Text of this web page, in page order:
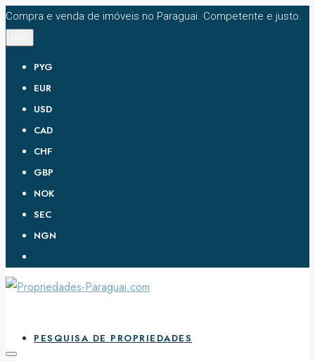
Compra e venda de imóveis no Paraguai. Competente e justo.
PYG
EUR
USD
CAD
CHF
GBP
NOK
SEC
NGN
PESQUISA DE PROPRIEDADES